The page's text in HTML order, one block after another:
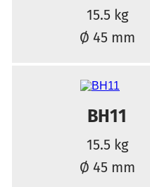
15.5 kg
Ø 45 mm
BH11
15.5 kg
Ø 45 mm